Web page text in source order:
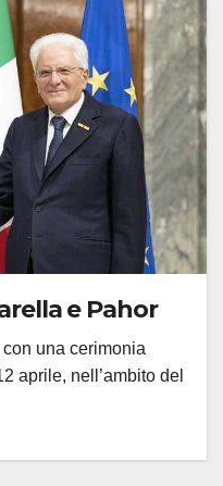
e Pahor
una cerimonia
aprile, nell’ambito del